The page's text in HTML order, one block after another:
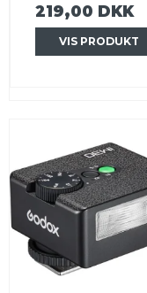
219,00 DKK
VIS PRODUKT